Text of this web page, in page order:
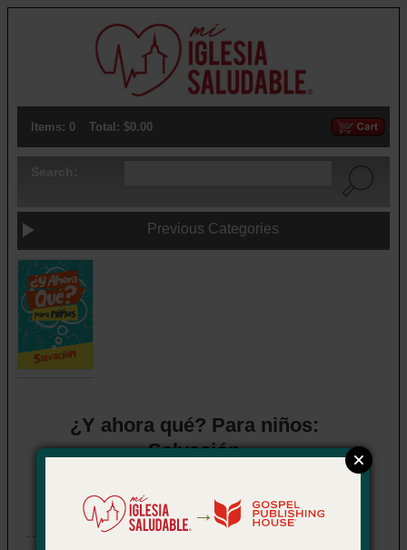
Items: 0 Total: $0.00
Previous Categories
¿Y ahora qué? Para niños:
Salvación
In Stock
→